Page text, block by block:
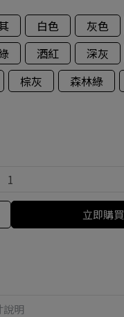
白色 灰色
酒紅 深灰
棕灰 森林綠
立即購買
說明